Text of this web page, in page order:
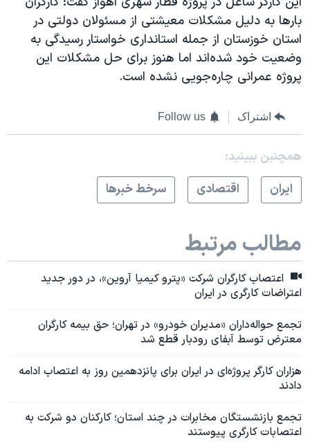
بارها به دلیل مشکلات معیشتی از مسئولان دولتی در
استان خوزستان از جمله استانداری خواستار رسیدگی به
وضعیت خود شده‌اند اما هنوز برای حل مشکلات این
پروژه عمرانی چاره‌جویی نشده است.
اشتراک Follow us
همچنبن ببینید:
ايران
اقتصادی سرخط خبرها
مطالب مرتبط
اعتصاب کارگران شرکت «پترو کیمیا آروین»، در دور جدید
اعتراضات کارگری در ایران
تجمع حواله‌داران «مدیران خودرو» در تهران؛ حق بیمه کارگران
معترض توسط آبفای رودبار قطع شد
هزاران کارگر پروژه‌ای در ایران برای پانزدهمین روز به اعتصاب ادامه
دادند
تجمع بازنشستگان مخابرات در چند استان؛ کارکنان دو شرکت به
اعتصابات کارگری پیوستند